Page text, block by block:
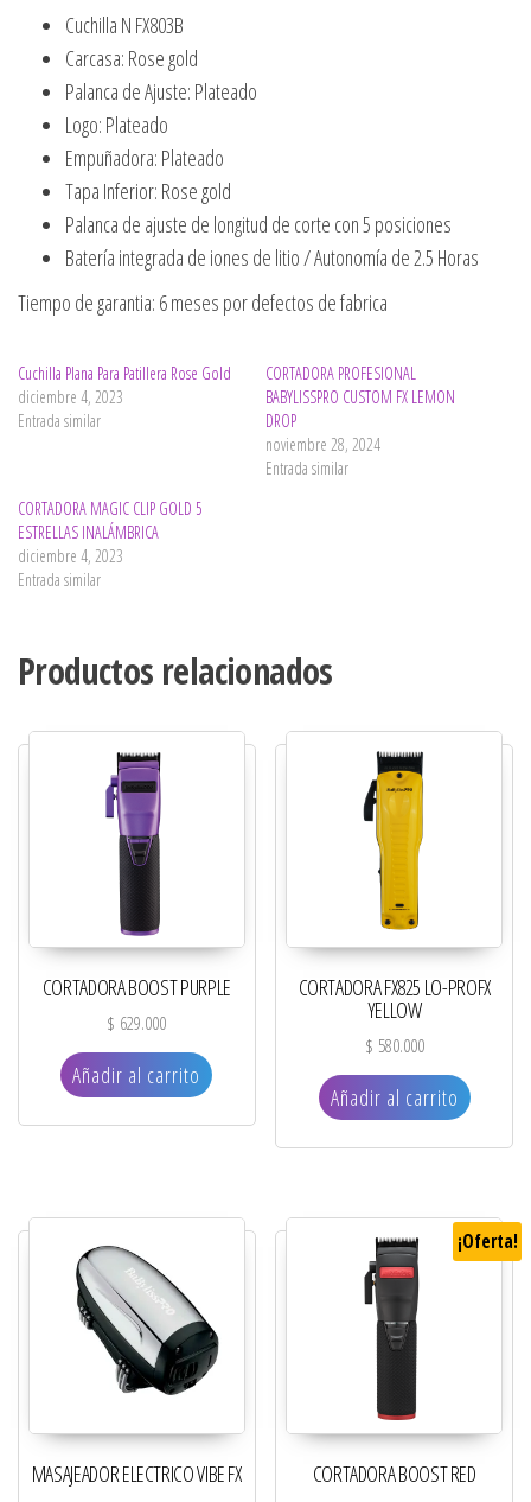
Cuchilla N FX803B
Carcasa: Rose gold
Palanca de Ajuste: Plateado
Logo: Plateado
Empuñadora: Plateado
Tapa Inferior: Rose gold
Palanca de ajuste de longitud de corte con 5 posiciones
Batería integrada de iones de litio / Autonomía de 2.5 Horas
Tiempo de garantia: 6 meses por defectos de fabrica
Cuchilla Plana Para Patillera Rose Gold
diciembre 4, 2023
Entrada similar
CORTADORA PROFESIONAL
BABYLISSPRO CUSTOM FX LEMON
DROP
noviembre 28, 2024
Entrada similar
CORTADORA MAGIC CLIP GOLD 5
ESTRELLAS INALÁMBRICA
diciembre 4, 2023
Entrada similar
Productos relacionados
CORTADORA BOOST PURPLE
$ 629.000
Añadir al carrito
CORTADORA FX825 LO-PROFX
YELLOW
$ 580.000
Añadir al carrito
MASAJEADOR ELECTRICO VIBE FX
¡Oferta!
CORTADORA BOOST RED